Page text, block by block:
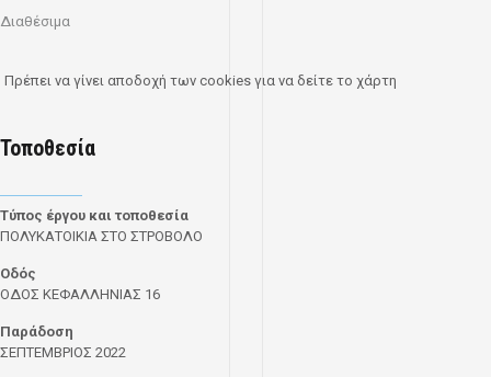
Διαθέσιμα
Πρέπει να γίνει αποδοχή των cookies για να δείτε το χάρτη
Τοποθεσία
Τύπος έργου και τοποθεσία
ΠΟΛΥΚΑΤΟΙΚΙΑ ΣΤΟ ΣΤΡΟΒΟΛΟ
Οδός
ΟΔΟΣ ΚΕΦΑΛΛΗΝΙΑΣ 16
Παράδοση
ΣΕΠΤΕΜΒΡΙΟΣ 2022